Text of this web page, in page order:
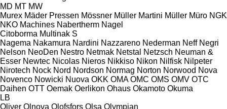
MD MT MW
Murex Mäder Pressen Mössner Müller Martini Müller Müro NGK
NKO Machines Nabertherm Nagel
Citoborma Multinak S
Nagema Nakamura Nardini Nazzareno Nederman Neff Negri
Nelson NeoDen Nestro Netmak Netstal Netzsch Neuman &
Esser Newtec Nicolas Nieros Nikkiso Nikon Nilfisk Nilpeter
Nirotech Nock Nord Nordson Normag Norton Norwood Nova
Novenco Nowicki Nuova OKK OMA OMC OMS OMV OTC
Daihen OTT Oemak Oerlikon Ohaus Okamoto Okuma
LB
Oliver Olnova Olofsfors Olsa Olympian